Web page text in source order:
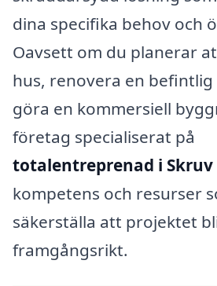
dina specifika behov och
Oavsett om du planerar
hus, renovera en
göra en kommersiell
företag specialiserat på
totalentreprenad i Skruv
kompetens och resurser
säkerställa att projektet
framgångsrikt.